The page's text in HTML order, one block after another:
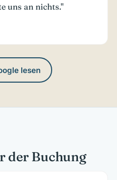
uns an nichts."
lesen
der Buchung